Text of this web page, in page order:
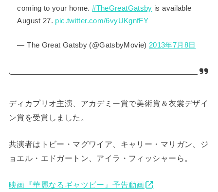
coming to your home.#TheGreatGatsby is available
August 27. pic.twitter.com/6vyUKgnfFY
— The Great Gatsby (@GatsbyMovie) 2013年7月8日
ディカプリオ主演、アカデミー賞で美術賞＆衣裳デザイ
ン賞を受賞しました。
共演者はトビー・マグワイア、キャリー・マリガン、ジ
ョエル・エドガートン、アイラ・フィッシャーら。
映画『華麗なるギャツビー』予告動画